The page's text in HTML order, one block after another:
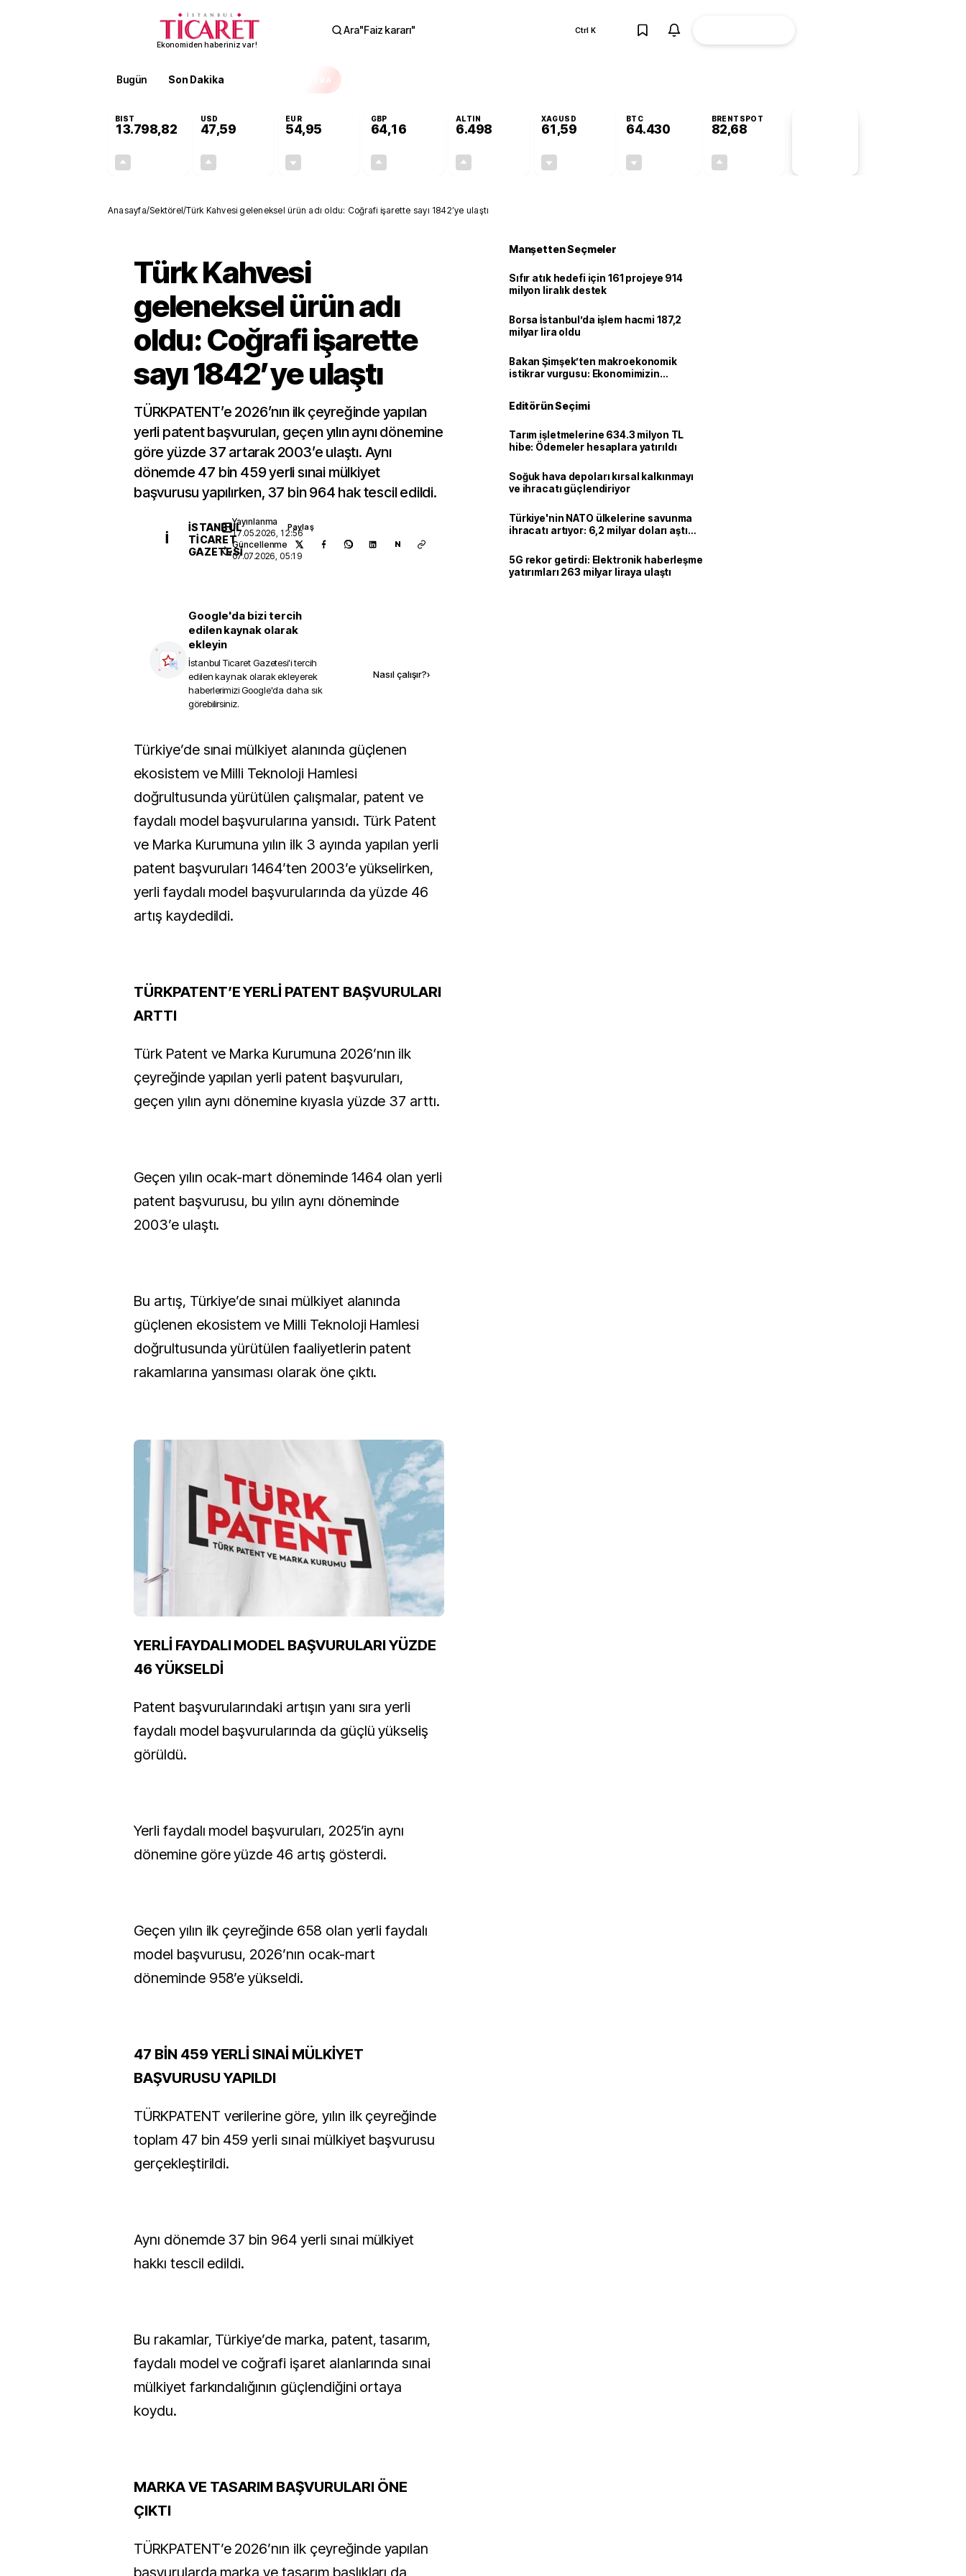
Ekonomiden haberiniz var!
Ara"Faiz kararı" Ctrl K
Bugün Son Dakika EKSTRA
BIST
13.798,82
USD
47,59
EUR
54,95
GBP
64,16
ALTIN
6.498
XAGUSD
61,59
BTC
64.430
BRENTSPOT
82,68
Anasayfa/Sektörel/Türk Kahvesi geleneksel ürün adı oldu: Coğrafi işarette sayı 1842’ye ulaştı
Türk Kahvesi
geleneksel ürün adı
oldu: Coğrafi işarette
sayı 1842’ye ulaştı
TÜRKPATENT’e 2026’nın ilk çeyreğinde yapılan
yerli patent başvuruları, geçen yılın aynı dönemine
göre yüzde 37 artarak 2003’e ulaştı. Aynı
dönemde 47 bin 459 yerli sınai mülkiyet
başvurusu yapılırken, 37 bin 964 hak tescil edildi.
İ
İSTANBUL
TICARET
GAZETESI
Yayınlanma
17.05.2026, 12:56
Güncellenme
07.07.2026, 05:19
Paylaş
N
Google'da bizi tercih
edilen kaynak olarak
ekleyin
İstanbul Ticaret Gazetesi'i tercih
edilen kaynak olarak ekleyerek
haberlerimizi Google'da daha sık
görebilirsiniz.
Nasıl çalışır?›
Türkiye’de sınai mülkiyet alanında güçlenen
ekosistem ve Milli Teknoloji Hamlesi
doğrultusunda yürütülen çalışmalar, patent ve
faydalı model başvurularına yansıdı. Türk Patent
ve Marka Kurumuna yılın ilk 3 ayında yapılan yerli
patent başvuruları 1464’ten 2003’e yükselirken,
yerli faydalı model başvurularında da yüzde 46
artış kaydedildi.
TÜRKPATENT’E YERLİ PATENT BAŞVURULARI
ARTTI
Türk Patent ve Marka Kurumuna 2026’nın ilk
çeyreğinde yapılan yerli patent başvuruları,
geçen yılın aynı dönemine kıyasla yüzde 37 arttı.
Geçen yılın ocak-mart döneminde 1464 olan yerli
patent başvurusu, bu yılın aynı döneminde
2003’e ulaştı.
Bu artış, Türkiye’de sınai mülkiyet alanında
güçlenen ekosistem ve Milli Teknoloji Hamlesi
doğrultusunda yürütülen faaliyetlerin patent
rakamlarına yansıması olarak öne çıktı.
YERLİ FAYDALI MODEL BAŞVURULARI YÜZDE
46 YÜKSELDİ
Patent başvurularındaki artışın yanı sıra yerli
faydalı model başvurularında da güçlü yükseliş
görüldü.
Yerli faydalı model başvuruları, 2025’in aynı
dönemine göre yüzde 46 artış gösterdi.
Geçen yılın ilk çeyreğinde 658 olan yerli faydalı
model başvurusu, 2026’nın ocak-mart
döneminde 958’e yükseldi.
47 BİN 459 YERLİ SINAİ MÜLKİYET
BAŞVURUSU YAPILDI
TÜRKPATENT verilerine göre, yılın ilk çeyreğinde
toplam 47 bin 459 yerli sınai mülkiyet başvurusu
gerçekleştirildi.
Aynı dönemde 37 bin 964 yerli sınai mülkiyet
hakkı tescil edildi.
Bu rakamlar, Türkiye’de marka, patent, tasarım,
faydalı model ve coğrafi işaret alanlarında sınai
mülkiyet farkındalığının güçlendiğini ortaya
koydu.
MARKA VE TASARIM BAŞVURULARI ÖNE
ÇIKTI
TÜRKPATENT’e 2026’nın ilk çeyreğinde yapılan
Manşetten Seçmeler
Sıfır atık hedefi için 161 projeye 914
milyon liralık destek
Borsa İstanbul’da işlem hacmi 187,2
milyar lira oldu
Bakan Şimşek’ten makroekonomik
istikrar vurgusu: Ekonomimizin
Editörün Seçimi
Tarım işletmelerine 634.3 milyon TL
hibe: Ödemeler hesaplara yatırıldı
Soğuk hava depoları kırsal kalkınmayı
ve ihracatı güçlendiriyor
Türkiye'nin NATO ülkelerine savunma
ihracatı artıyor: 6,2 milyar doları aştı
5G rekor getirdi: Elektronik haberleşme
yatırımları 263 milyar liraya ulaştı